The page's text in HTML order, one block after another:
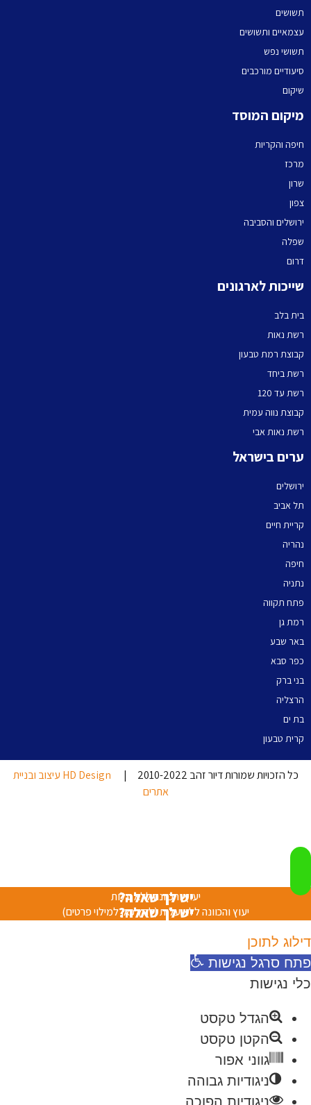
תשושים
עצמאיים ותשושים
תשושי נפש
סיעודיים מורכבים
שיקום
מיקום המוסד
חיפה והקריות
מרכז
שרון
צפון
ירושלים והסביבה
שפלה
דרום
שייכות לארגונים
בית בלב
רשת נאות
קבוצת רמת טבעון
רשת ביחד
רשת עד 120
קבוצת נווה עמית
רשת נאות אבי
ערים בישראל
ירושלים
תל אביב
קריית חיים
נהריה
חיפה
נתניה
פתח תקווה
רמת גן
באר שבע
כפר סבא
בני ברק
הרצליה
בת ים
קרית טבעון
כל הזכויות שמורות דיור זהב 2010-2022 |
HD Design עיצוב ובניית
אתרים
יש לך שאלה?
יעוץ והכוונה ללא עלות
יש לך שאלה?
יעוץ והכוונה ללא עלות (לחץ כאן למילוי פרטים)
דילוג לתוכן
פתח סרגל נגישות
כלי נגישות
הגדל טקסט
הקטן טקסט
גווני אפור
ניגודיות גבוהה
ניגודיות הפוכה